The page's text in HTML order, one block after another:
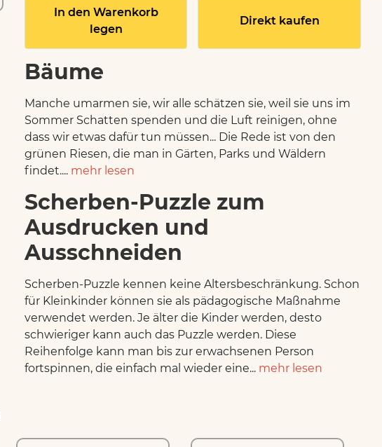
In den Warenkorb
legen
Direkt kaufen
Bäume
Manche umarmen sie, wir alle schätzen sie, weil sie uns im
Sommer Schatten spenden und die Luft reinigen, ohne
dass wir etwas dafür tun müssen... Die Rede ist von den
grünen Riesen, die man in Gärten, Parks und Wäldern
findet.... mehr lesen
Scherben-Puzzle zum
Ausdrucken und
Ausschneiden
Scherben-Puzzle kennen keine Altersbeschränkung. Schon
für Kleinkinder können sie als pädagogische Maßnahme
verwendet werden. Je älter die Kinder werden, desto
schwieriger kann auch das Puzzle werden. Diese
Reihenfolge kann man bis zur erwachsenen Person
fortspinnen, die einfach mal wieder eine... mehr lesen